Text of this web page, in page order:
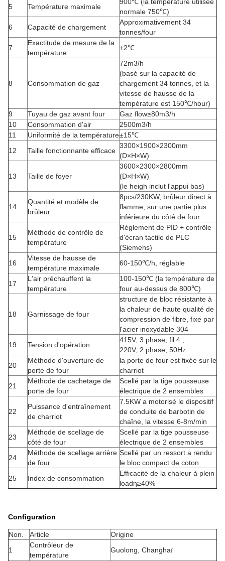
5 Température maximale
normale 750℃)
6
Capacité de chargement
Approximativement 34
tonnes/four
7
Exactitude de mesure de la
température
±2℃
8 Consommation de gaz
72m3/h
(basé sur la capacité de
chargement 34 tonnes, et la
vitesse de hausse de la
température est 150℃/hour)
9
Tuyau de gaz avant four
Gaz flow≥80m3/h
10
Consommation d'air
2500m3/h
11
Uniformité de la température±15℃
12
Taille fonctionnante efficace
3300×1900×2300mm
(D×H×W)
13 Taille de foyer
3600×2300×2800mm
(D×H×W)
(le heigh inclut l'appui bas)
14
Quantité et modèle de
brûleur
8pcs/230KW, brûleur direct à
flamme, sur une partie plus
inférieure du côté de four
15
Méthode de contrôle de
température
Règlement de PID + contrôle
d'écran tactile de PLC
(Siemens)
16
Vitesse de hausse de
température maximale
60-150℃/h, réglable
17
L'air préchauffent la
température
100-150℃ (la température de
four au-dessus de 800℃)
18 Garnissage de four
structure de bloc résistante à
la chaleur de haute qualité de
compression de fibre, fixe par
l'acier inoxydable 304
19
Tension d'opération
415V, 3 phase, fil 4 ;
220V, 2 phase, 50Hz
20
Méthode d'ouverture de
porte de four
la porte de four est fixée sur le
charriot
21
Méthode de cachetage de
porte de four
Scellé par la tige pousseuse
électrique de 2 ensembles
22
Puissance d'entraînement
de charriot
7.5KW a motorisé le dispositif
de conduite de barbotin de
chaîne, la vitesse 6-8m/min
23
Méthode de scellage de
côté de four
Scellé par la tige pousseuse
électrique de 2 ensembles
24
Méthode de scellage arrière
de four
Scellé par un ressort a rendu
le bloc compact de coton
25
Index de consommation
Efficacité de la chaleur à plein
loadη≥40%
Configuration
Non. Article
Origine
1
Contrôleur de
température
Guolong, Changhaï